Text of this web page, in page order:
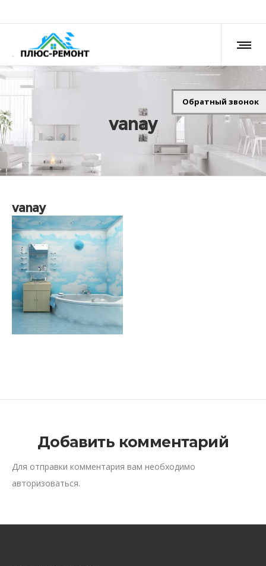
vanay
vanay
Добавить комментарий
Для отправки комментария вам необходимо
авторизоваться.
Обратный звонок